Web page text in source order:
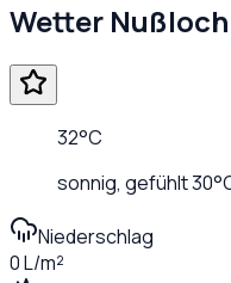
Wetter Nußloch
32°C
sonnig, gefühlt30
Niederschlag
0 L/m²